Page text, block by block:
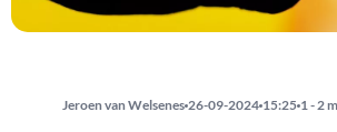
Jeroen van Welsenes 26-09-2024 15:25 1 - 2